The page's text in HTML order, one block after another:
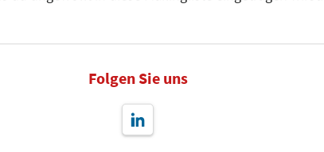
Folgen Sie uns